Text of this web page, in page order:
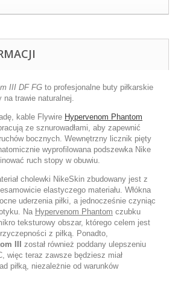
III DF FG to profesjonalne buty piłkarskie
na trawie naturalnej.
kable Flywire Hypervenom Phantom
ze sznurowadłami, aby zapewnić
bocznych. Wewnętrzny licznik pięty
wyprofilowana podszewka Nike
ruch stopy w obuwiu.
cholewki NikeSkin zbudowany jest z
elastyczego materiału. Włókna
uderzenia piłki, a jednocześnie czyniąc
Na Hypervenom Phantom czubku
teksturowy obszar, którego celem jest
z piłką. Ponadto,
III
został również poddany ulepszeniu
więc teraz zawsze będziesz miał
piłką, niezależnie od warunków